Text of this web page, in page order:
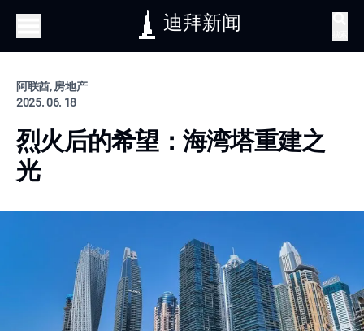
迪拜新闻
阿联酋, 房地产
2025. 06. 18
烈火后的希望：海湾塔重建之
光